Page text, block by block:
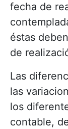
fecha de
éstas
de
Las
las
los
contable,